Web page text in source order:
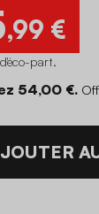
,99 €
part.
54,00 €.